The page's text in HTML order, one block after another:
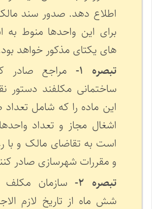
اطلاع دهد. صدور سند
برای این واحدها منوط به
های یکتای مذکور خواهد
تبصره ۱-
مراجع صادر
ساختمانی مکلفند دستور
این ماده را که شامل
اشغال مجاز و تعداد
است به تقاضای مالک و با
و مقررات شهرسازی صادر
تبصره ۲-
سازمان
شش ماه از تاریخ لازم